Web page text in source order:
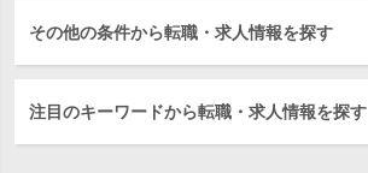
その他の条件から転職・求人情報を探す
注目のキーワードから転職・求人情報を探す